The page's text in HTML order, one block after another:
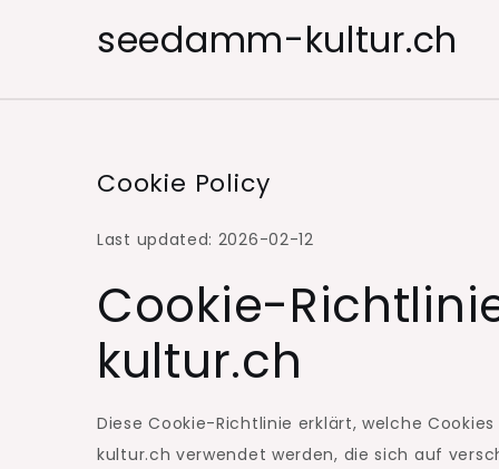
seedamm-kultur.ch
Cookie Policy
Last updated: 2026-02-12
Cookie-
kultur.ch
Diese Cookie-Richtlinie erklärt, welche
kultur.ch verwendet werden, die sich auf